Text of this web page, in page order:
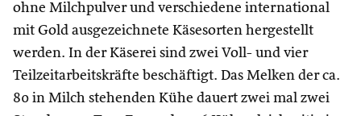
ohne Milchpulver und verschiedene international
mit Gold ausgezeichnete Käsesorten hergestellt
werden. In der Käserei sind zwei Voll- und vier
Teilzeitarbeitskräfte beschäftigt. Das Melken der ca.
80 in Milch stehenden Kühe dauert zwei mal zwei